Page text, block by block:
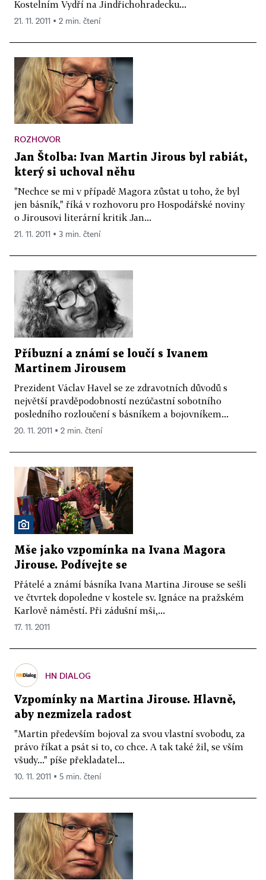
Kostelním Vydří na Jindřichohradecku...
21. 11. 2011 ▪ 2 min. čtení
ROZHOVOR
Jan Štolba: Ivan Martin Jirous byl rabiát,
který si uchoval něhu
"Nechce se mi v případě Magora zůstat u toho, že byl
jen básník," říká v rozhovoru pro Hospodářské noviny
o Jirousovi literární kritik Jan...
21. 11. 2011 ▪ 3 min. čtení
Příbuzní a známí se loučí s Ivanem
Martinem Jirousem
Prezident Václav Havel se ze zdravotních důvodů s
největší pravděpodobností nezúčastní sobotního
posledního rozloučení s básníkem a bojovníkem...
20. 11. 2011 ▪ 2 min. čtení
Mše jako vzpomínka na Ivana Magora
Jirouse. Podívejte se
Přátelé a známí básníka Ivana Martina Jirouse se sešli
ve čtvrtek dopoledne v kostele sv. Ignáce na pražském
Karlově náměstí. Při zádušní mši,...
17. 11. 2011
HN DIALOG
Vzpomínky na Martina Jirouse. Hlavně,
aby nezmizela radost
"Martin především bojoval za svou vlastní svobodu, za
právo říkat a psát si to, co chce. A tak také žil, se vším
všudy..." píše překladatel...
10. 11. 2011 ▪ 5 min. čtení